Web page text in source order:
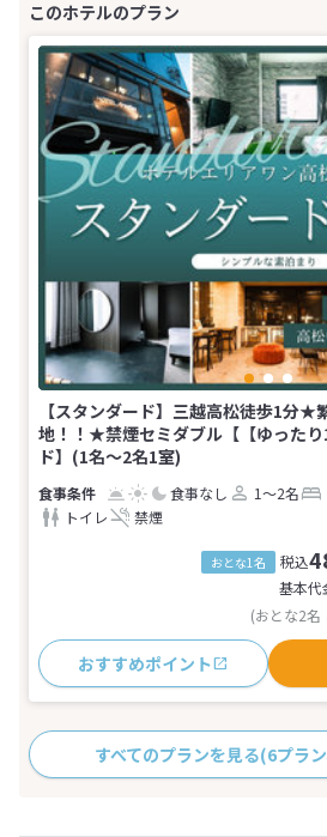
【スタンダード】三越高松徒歩1分★
地！！★禁煙セミダブル【【ゆった
ド】(1名～2名1室)
食事なし 1～2名
トイレ
禁煙
おとな1名 税込
基本代
(おとな2名
おすすめポイント
すべてのプランを見る(6プラ